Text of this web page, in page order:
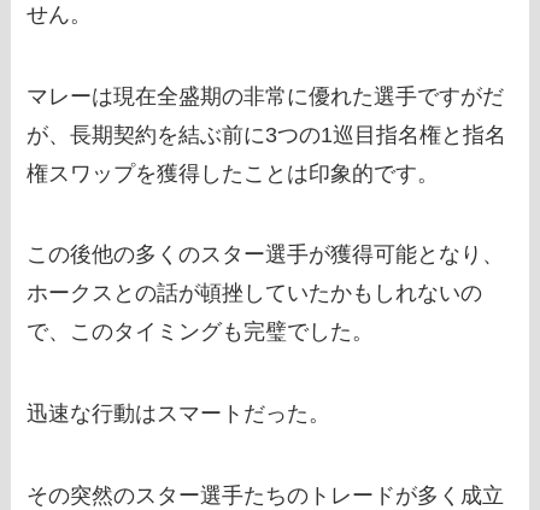
せん。
マレーは現在全盛期の非常に優れた選手ですがだ
が、長期契約を結ぶ前に3つの1巡目指名権と指名
権スワップを獲得したことは印象的です。
この後他の多くのスター選手が獲得可能となり、
ホークスとの話が頓挫していたかもしれないの
で、このタイミングも完璧でした。
迅速な行動はスマートだった。
その突然のスター選手たちのトレードが多く成立